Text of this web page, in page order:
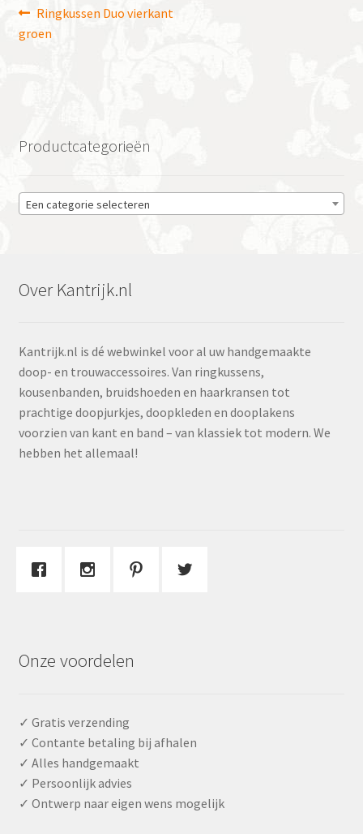
Bericht
navigatie
Vorig
bericht:
Ringkussen Duo vierkant
groen
Productcategorieën
Een categorie selecteren
Over Kantrijk.nl
Kantrijk.nl is dé webwinkel voor al uw handgemaakte
doop- en trouwaccessoires. Van ringkussens,
kousenbanden, bruidshoeden en haarkransen tot
prachtige doopjurkjes, doopkleden en dooplakens
voorzien van kant en band – van klassiek tot modern. We
hebben het allemaal!
Onze voordelen
✓ Gratis verzending
✓ Contante betaling bij afhalen
✓ Alles handgemaakt
✓ Persoonlijk advies
✓ Ontwerp naar eigen wens mogelijk